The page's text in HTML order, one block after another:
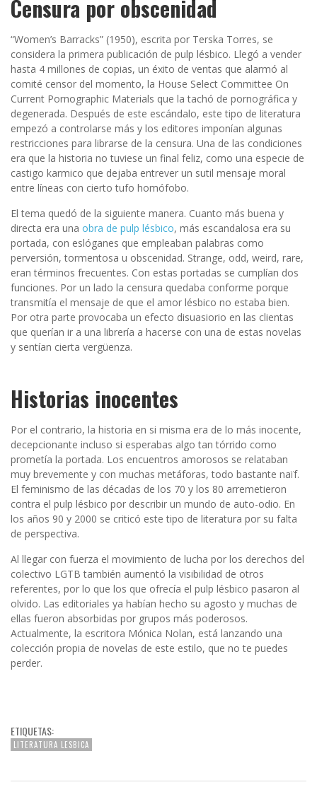
Censura por obscenidad
“Women’s Barracks” (1950), escrita por Terska Torres, se
considera la primera publicación de pulp lésbico. Llegó a vender
hasta 4 millones de copias, un éxito de ventas que alarmó al
comité censor del momento, la House Select Committee On
Current Pornographic Materials que la tachó de pornográfica y
degenerada. Después de este escándalo, este tipo de literatura
empezó a controlarse más y los editores imponían algunas
restricciones para librarse de la censura. Una de las condiciones
era que la historia no tuviese un final feliz, como una especie de
castigo karmico que dejaba entrever un sutil mensaje moral
entre líneas con cierto tufo homófobo.
El tema quedó de la siguiente manera. Cuanto más buena y
directa era una obra de pulp lésbico, más escandalosa era su
portada, con eslóganes que empleaban palabras como
perversión, tormentosa u obscenidad. Strange, odd, weird, rare,
eran términos frecuentes. Con estas portadas se cumplían dos
funciones. Por un lado la censura quedaba conforme porque
transmitía el mensaje de que el amor lésbico no estaba bien.
Por otra parte provocaba un efecto disuasiorio en las clientas
que querían ir a una librería a hacerse con una de estas novelas
y sentían cierta vergüenza.
Historias inocentes
Por el contrario, la historia en si misma era de lo más inocente,
decepcionante incluso si esperabas algo tan tórrido como
prometía la portada. Los encuentros amorosos se relataban
muy brevemente y con muchas metáforas, todo bastante naïf.
El feminismo de las décadas de los 70 y los 80 arremetieron
contra el pulp lésbico por describir un mundo de auto-odio. En
los años 90 y 2000 se criticó este tipo de literatura por su falta
de perspectiva.
Al llegar con fuerza el movimiento de lucha por los derechos del
colectivo LGTB también aumentó la visibilidad de otros
referentes, por lo que los que ofrecía el pulp lésbico pasaron al
olvido. Las editoriales ya habían hecho su agosto y muchas de
ellas fueron absorbidas por grupos más poderosos.
Actualmente, la escritora Mónica Nolan, está lanzando una
colección propia de novelas de este estilo, que no te puedes
perder.
ETIQUETAS:
LITERATURA LESBICA